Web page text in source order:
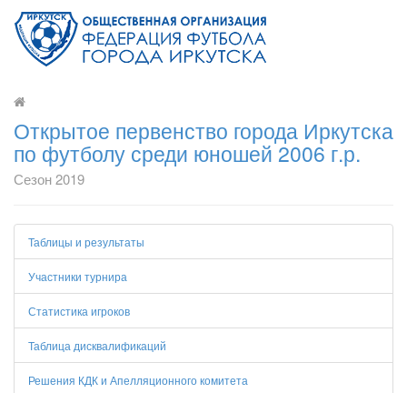
Открытое первенство города Иркутска
по футболу среди юношей 2006 г.р.
Сезон 2019
Таблицы и результаты
Участники турнира
Статистика игроков
Таблица дисквалификаций
Решения КДК и Апелляционного комитета